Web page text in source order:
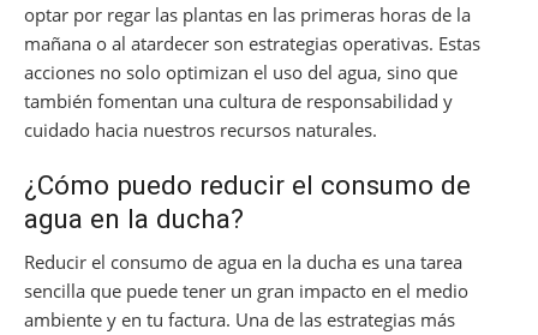
optar por regar las plantas en las primeras horas de la
mañana o al atardecer son estrategias operativas. Estas
acciones no solo optimizan el uso del agua, sino que
también fomentan una cultura de responsabilidad y
cuidado hacia nuestros recursos naturales.
¿Cómo puedo reducir el consumo de
agua en la ducha?
Reducir el consumo de agua en la ducha es una tarea
sencilla que puede tener un gran impacto en el medio
ambiente y en tu factura. Una de las estrategias más